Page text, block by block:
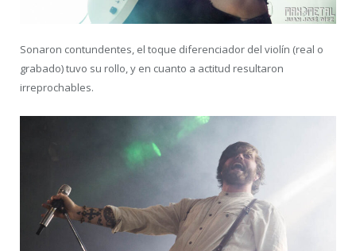
Sonaron contundentes, el toque diferenciador del violín (real o
grabado) tuvo su rollo, y en cuanto a actitud resultaron
irreprochables.